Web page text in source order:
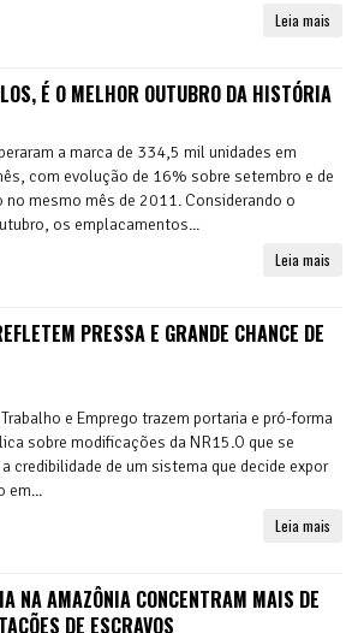
Leia mais
É O MELHOR OUTUBRO DA HISTÓRIA
a marca de 334,5 mil unidades em
com evolução de 16% sobre setembro e de
mesmo mês de 2011. Considerando o
os emplacamentos...
Leia mais
PRESSA E GRANDE CHANCE DE
e Emprego trazem portaria e pró-forma
sobre modificações da NR15.O que se
credibilidade de um sistema que decide expor
em...
Leia mais
NA AMAZÔNIA CONCENTRAM MAIS DE
DE ESCRAVOS